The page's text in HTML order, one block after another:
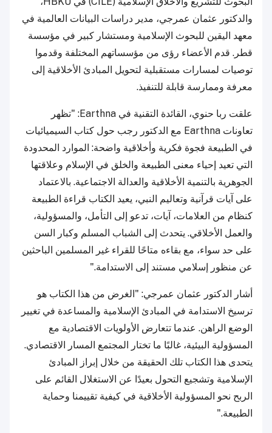
والدكتور عثمان عمرجي، مدير دراسات البيانات العالمية في
معهد اليقين للبحوث الإسلامية ومستشار كبير في مؤسسة
قطر. قدم الأعضاء رؤى من مؤسساتهم المختلفة وقدموا
توصيات لمسارات مستقبلية لتحويل المبادئ الأخلاقية إلى
معرفة وممارسة قابلة للتنفيذ.
علقت ربا حنوي، القائدة التقنية في Earthna: "تظهر
تعاونات Earthna مع الدكتور رجب حول كتاب السيميائيات
في الطبيعة فجوة فكرية وأخلاقية واضحة: الموارد المحدودة
التي تعيد إحياء معنى الطبيعة والخلق في الإسلام وعلاقتها
الجوهرية بالتنمية الأخلاقية والعدالة الاجتماعية. بالاعتماد
على آيات قرآنية وتعاليم النبي، يعيد الكتاب قراءة الطبيعة
كنظام من العلامات، آيات، تدعو إلى التأمل، والمسؤولية،
والعمل الأخلاقي. يتحدث إلى الشباب المسلم وكبار السن
على حد سواء، مع بقاءه متاحًا للقراء غير المسلمين الباحثين
عن منظور إسلامي مستند إلى الاستدامة."
أشار الدكتور عثمان عمرجي: "الغرض من هذا الكتاب هو
ترسيخ الاستدامة في المبادئ الإسلامية والمساعدة في تغيير
الوضع الراهن. عندما تتعارض الأولويات الاقتصادية مع
المسؤولية البيئية، غالبًا ما تختار المجتمع المسار الاقتصادي.
يتحدى هذا الكتاب تلك الحقيقة من خلال إبراز المبادئ
الإسلامية وتشجيع التحول بعيدًا عن الاستغلال القائم على
الربح نحو المسؤولية الأخلاقية في كيفية تقييمنا وحماية
الطبيعة."